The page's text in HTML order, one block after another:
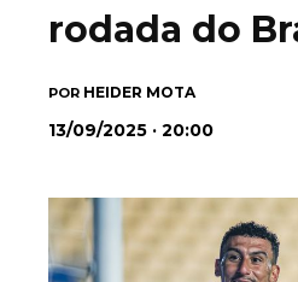
rodada do
POR HEIDER MOTA
13/09/2025 · 20:00